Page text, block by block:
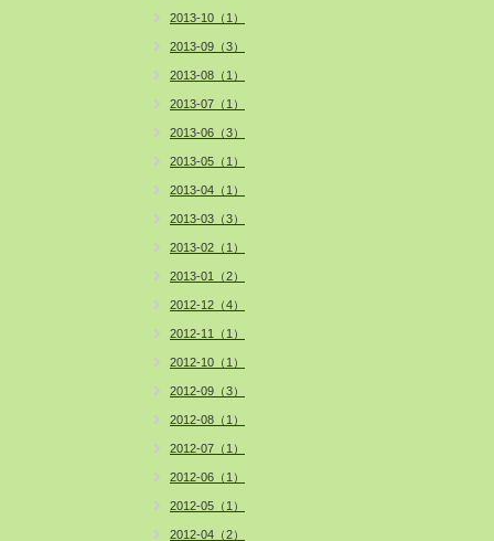
2013-10（1）
2013-09（3）
2013-08（1）
2013-07（1）
2013-06（3）
2013-05（1）
2013-04（1）
2013-03（3）
2013-02（1）
2013-01（2）
2012-12（4）
2012-11（1）
2012-10（1）
2012-09（3）
2012-08（1）
2012-07（1）
2012-06（1）
2012-05（1）
2012-04（2）